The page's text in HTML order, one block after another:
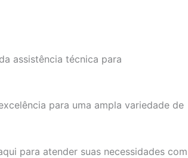
assistência técnica para
para uma ampla variedade de
para atender suas necessidades com